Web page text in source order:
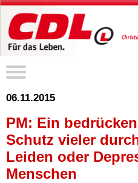
06.11.2015
PM: Ein
Schutz vieler
Leiden oder
Menschen